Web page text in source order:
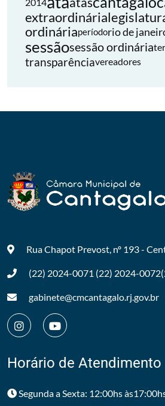
extraordinária
ordináriaperíodorio de
sessãosessão ordinária
transparênciavereadores
Rua Chapot Prevost, nº 193 -
(22) 2024-0071 (22) 2024-0072
gabinete@cmcantagalo.rj.gov.br
Horário de Atendimento
Segunda a Sexta: 12:00hs